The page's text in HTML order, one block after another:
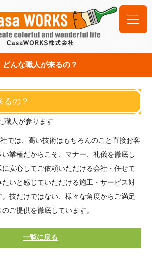
どんな職人が来るの？
るの？
職人が参ります
社では、高い技術はもちろんのこと直接お客
業種だからこそ、マナー、礼儀を徹底し
に安心してご依頼いただける会社・任せて
たいと感じていただける施工・サービス対
技だけではない、様々な角度からご満足
ご提供を徹底しています。
一覧に戻る